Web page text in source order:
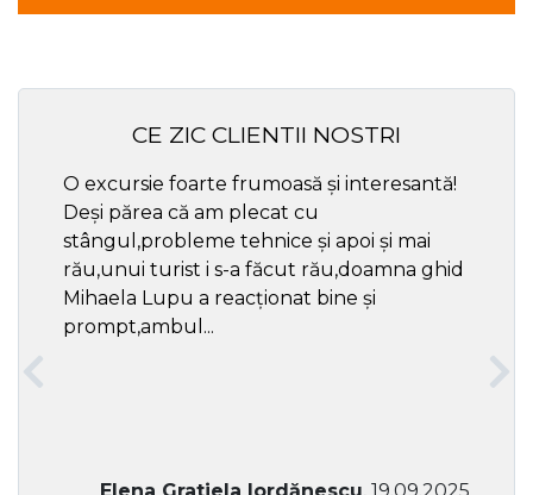
CE ZIC CLIENTII NOSTRI
O excursie foarte frumoasă și interesantă!
Deși părea că am plecat cu
stângul,probleme tehnice și apoi și mai
rău,unui turist i s-a făcut rău,doamna ghid
Mihaela Lupu a reacționat bine și
prompt,ambul...